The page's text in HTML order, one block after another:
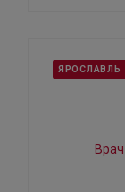
ЯРОСЛАВЛЬ